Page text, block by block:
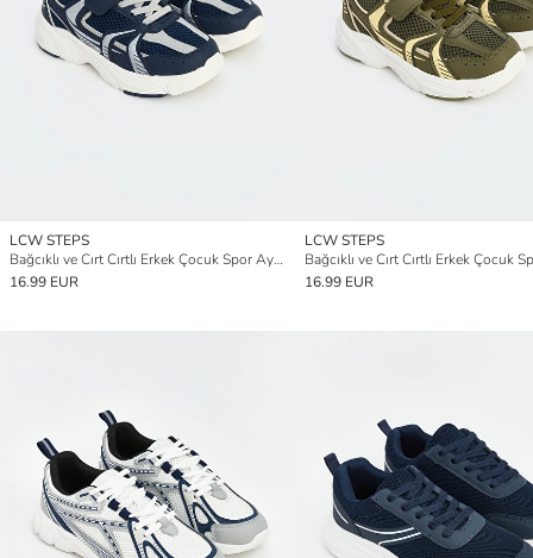
LCW STEPS
Bağcıklı ve Cırt Cırtlı Erkek Çocuk Spor Ayakkabı
16.99 EUR
LCW STEPS
16.99 EUR